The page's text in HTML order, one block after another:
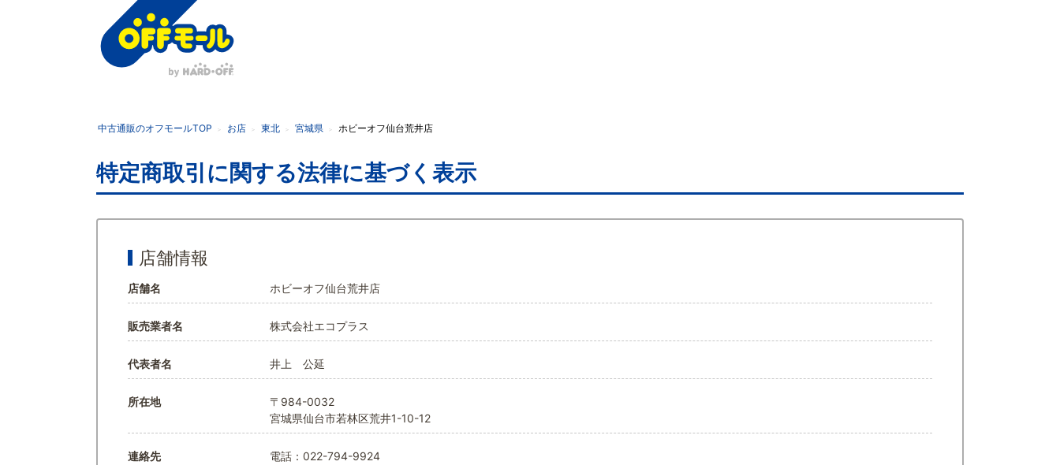
オ
フ
ー
ル
中古通販のオフモールTOP お店 東北 宮城県 ホビーオフ仙台荒井店
特定商取引に関する法律に基づく表示
店舗情報
店舗名 ホビーオフ仙台荒井店
販売業者名 株式会社エコプラス
代表者名 井上 公延
所在地
〒984-0032
宮城県仙台市若林区荒井1-10-12
連絡先
電話：022-794-9924